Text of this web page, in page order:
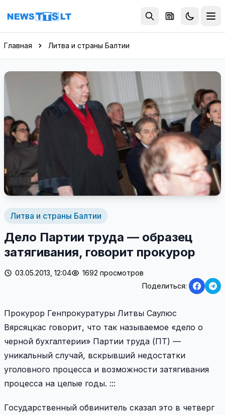
Перейти к содержимому
Главная Литва и страны Балтии
Литва и страны Балтии
Дело Партии труда — образец
затягивания, говорит прокурор
03.05.2013, 12:04
1692 просмотров
Поделиться:
Прокурор Генпрокуратуры Литвы Саулюс
Вярсяцкас говорит, что так называемое «дело о
черной бухгалтерии» Партии труда (ПТ) —
уникальный случай, вскрывший недостатки
уголовного процесса и возможности затягивания
процесса на целые годы. :::
Государственный обвинитель сказал это в четверг